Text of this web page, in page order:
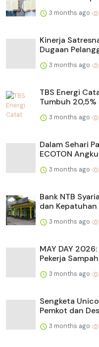
3 months ago
Kinerja
Dugaan
3 months ago
TBS Energi
Tumbuh 20,5%
3 months ago
Dalam Sehari
ECOTON
3 months ago
Bank NTB
dan Kepatuhan
3 months ago
MAY DAY
Pekerja Sampah
3 months ago
Sengketa
Pemkot dan
3 months ago